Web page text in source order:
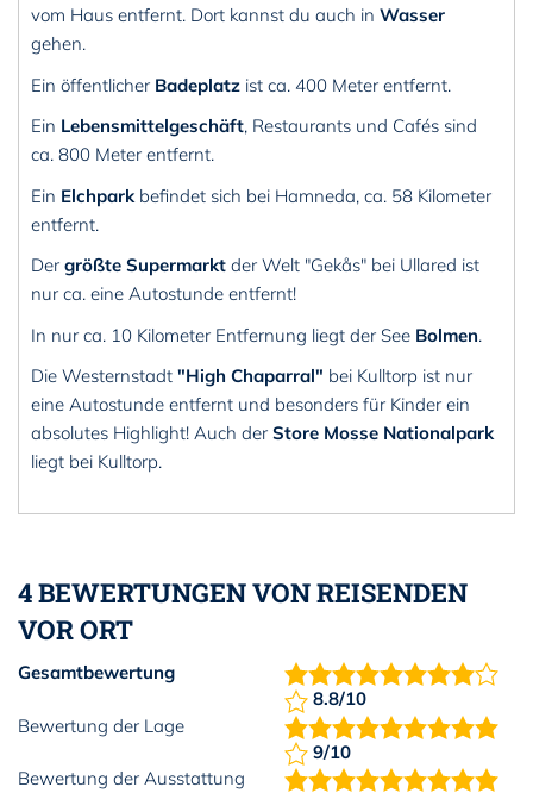
vom Haus entfernt. Dort kannst du auch in Wasser
gehen.
Ein öffentlicher Badeplatz ist ca. 400 Meter entfernt.
Ein Lebensmittelgeschäft, Restaurants und Cafés sind
ca. 800 Meter entfernt.
Ein Elchpark befindet sich bei Hamneda, ca. 58 Kilometer
entfernt.
Der größte Supermarkt der Welt "Gekås" bei Ullared ist
nur ca. eine Autostunde entfernt!
In nur ca. 10 Kilometer Entfernung liegt der See Bolmen.
Die Westernstadt "High Chaparral" bei Kulltorp ist nur
eine Autostunde entfernt und besonders für Kinder ein
absolutes Highlight! Auch der Store Mosse Nationalpark
liegt bei Kulltorp.
4 BEWERTUNGEN VON REISENDEN
VOR ORT
Gesamtbewertung
8.8/10
Bewertung der Lage
9/10
Bewertung der Ausstattung